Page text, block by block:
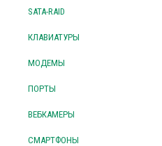
SATA-RAID
КЛАВИАТУРЫ
МОДЕМЫ
ПОРТЫ
ВЕБКАМЕРЫ
СМАРТФОНЫ